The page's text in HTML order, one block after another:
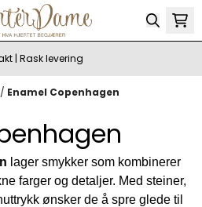
| Rask levering
/ Enamel Copenhagen
lager smykker som kombinerer
farger og detaljer. Med steiner,
ønsker de å spre glede til